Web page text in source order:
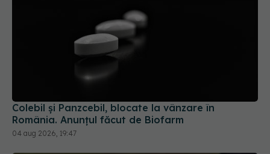
Colebil și Panzcebil, blocate la vânzare în
România. Anunțul făcut de Biofarm
04 aug 2026, 19:47